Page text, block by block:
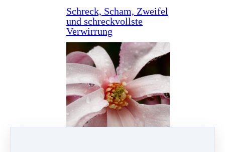
Schreck, Scham, Zweifel
und schreckvollste
Verwirrung